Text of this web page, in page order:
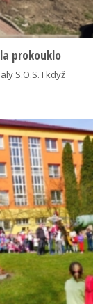
prokouklo
S.O.S. I když